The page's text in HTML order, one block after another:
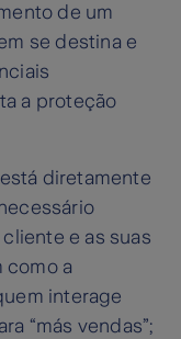
de um
se destina e
a proteção
diretamente
e as suas
como a
interage
“más vendas”;